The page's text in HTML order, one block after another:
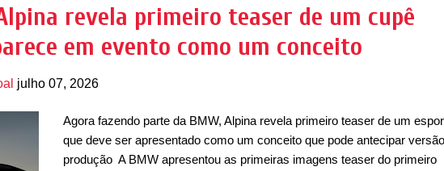
superesportivo da inglesa nascerá como o grande destaque da marca
este novo ciclo. Depois de desenvolver três modelos elétric...
revela primeiro teaser de um cupê
em evento como um conceito
julho 07, 2026
Agora fazendo parte da BMW, Alpina revela primeiro teaser de um
que deve ser apresentado como um conceito que pode antecipar
produção A BMW apresentou as primeiras imagens teaser do primeiro